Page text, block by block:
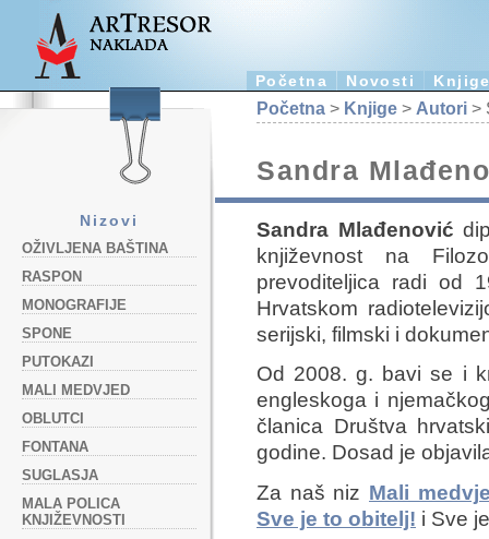
Početna Novosti
Nizovi
OŽIVLJENA BAŠTINA
RASPON
MONOGRAFIJE
SPONE
PUTOKAZI
MALI MEDVJED
OBLUTCI
FONTANA
SUGLASJA
MALA POLICA
KNJIŽEVNOSTI
Početna > Knjige > Autori >
Sandra
Sandra Mlađenović
književnost na
prevoditeljica radi od
Hrvatskom
serijski, filmski i
Od 2008. g. bavi se i
engleskoga i
članica Društva
godine. Dosad je
Za naš niz Mali
Sve je to obitelj! i Sve